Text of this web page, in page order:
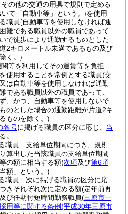
の他の交通の用具で規則で定める
て「自動車等」という。)を使用
職員(自動車等を使用しなければ通
難である職員以外の職員であって
で徒歩により通勤するものとした
2キロメートル未満であるもの及び
く。)
等を利用してその運賃等を負担
使用することを常例とする職員(交
は自動車等を使用しなければ通勤
である職員以外の職員であって、
、かつ、自動車等を使用しないで
のとした場合の通勤距離が片道2キ
ものを除く。)
各号に掲げる職員の区分に応じ、 当
。
職員 支給単位期間につき、規則
算出した当該職員の支給単位期間
の額に相当する額(次項及び第6項
額」という。)
職員 次に掲げる職員の区分に応
きそれぞれ次に定める額(定年前再
び任期付短時間勤務職員(三原市一
用等に関する条例(平成30年三原市